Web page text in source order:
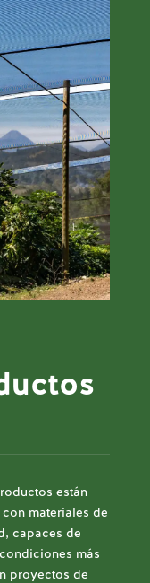
están
materiales de
capaces de
más
proyectos de